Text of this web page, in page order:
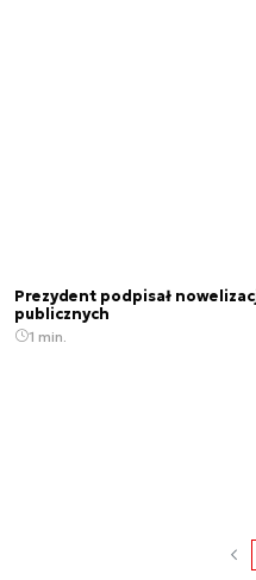
Prezydent podpisał
publicznych
1 min.